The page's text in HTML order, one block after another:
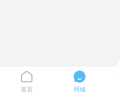

首页

同城